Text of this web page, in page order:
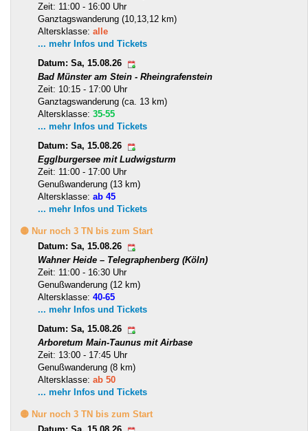
Zeit: 11:00 - 16:00 Uhr
Ganztagswanderung (10,13,12 km)
Altersklasse: alle
... mehr Infos und Tickets
Datum: Sa, 15.08.26
Bad Münster am Stein - Rheingrafenstein
Zeit: 10:15 - 17:00 Uhr
Ganztagswanderung (ca. 13 km)
Altersklasse: 35-55
... mehr Infos und Tickets
Datum: Sa, 15.08.26
Egglburgersee mit Ludwigsturm
Zeit: 11:00 - 17:00 Uhr
Genußwanderung (13 km)
Altersklasse: ab 45
... mehr Infos und Tickets
🟡 Nur noch 3 TN bis zum Start
Datum: Sa, 15.08.26
Wahner Heide – Telegraphenberg (Köln)
Zeit: 11:00 - 16:30 Uhr
Genußwanderung (12 km)
Altersklasse: 40-65
... mehr Infos und Tickets
Datum: Sa, 15.08.26
Arboretum Main-Taunus mit Airbase
Zeit: 13:00 - 17:45 Uhr
Genußwanderung (8 km)
Altersklasse: ab 50
... mehr Infos und Tickets
🟡 Nur noch 3 TN bis zum Start